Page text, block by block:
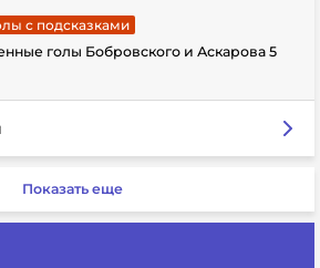
с подсказками
голы Бобровского и Аскарова 5
Показать еще